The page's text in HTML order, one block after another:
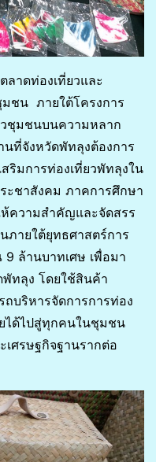
ลาดท่องเที่ยวและ
มชน ภายใต้โครงการ
วชุมชนบนความหลาก
นที่จังหวัดพัทลุงต้องการ
ริมการท่องเที่ยวพัทลุงใน
ะชาสังคม ภาคการศึกษา
ความสำคัญและจัดสรร
ภายใต้ยุทธศาสตร์การ
ล้านบาทเศษ เพื่อมา
พัทลุง โดยใช้สินค้า
ถบริหารจัดการการท่อง
ยได้ไปสู่ทุกคนในชุมชน
ศรษฐกิจฐานรากต่อ